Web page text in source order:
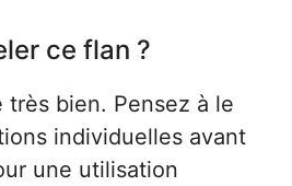
ce flan ?
très bien. Pensez à le
individuelles avant
une utilisation